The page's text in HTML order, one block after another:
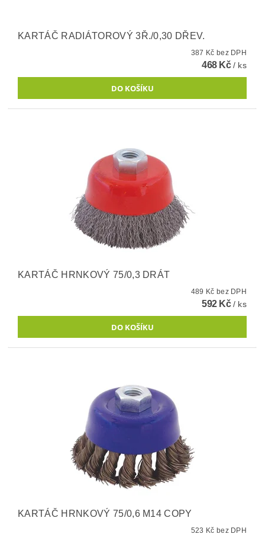
KARTÁČ RADIÁTOROVÝ 3Ř./0,30 DŘEV.
387 Kč bez DPH
468 Kč/ ks
KARTÁČ HRNKOVÝ 75/0,3 DRÁT
489 Kč bez DPH
592 Kč/ ks
KARTÁČ HRNKOVÝ 75/0,6 M14 COPY
523 Kč bez DPH